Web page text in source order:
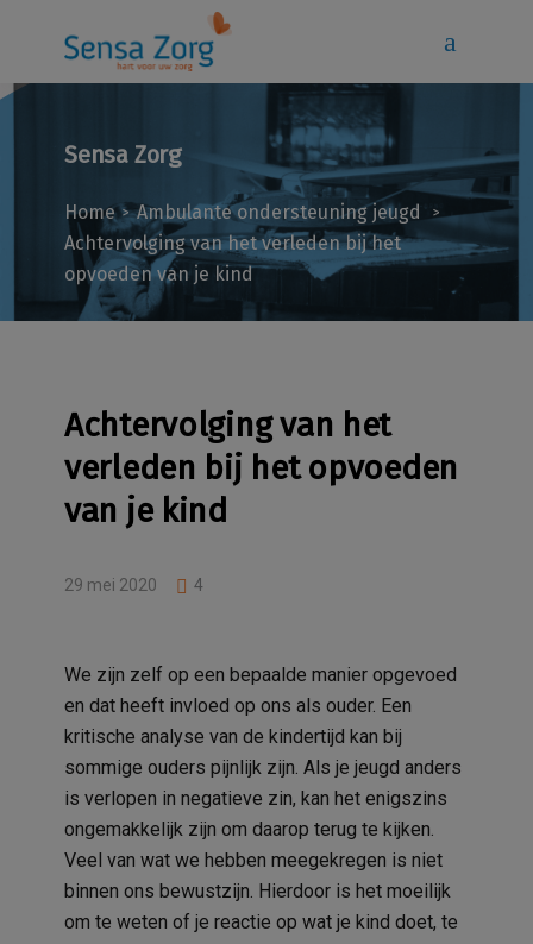
Sensa Zorg
Home>Ambulante ondersteuning jeugd >
Achtervolging van het verleden bij het
opvoeden van je kind
Achtervolging van het
verleden bij het opvoeden
van je kind
29 mei 2020 4
We zijn zelf op een bepaalde manier opgevoed
en dat heeft invloed op ons als ouder. Een
kritische analyse van de kindertijd kan bij
sommige ouders pijnlijk zijn. Als je jeugd anders
is verlopen in negatieve zin, kan het enigszins
ongemakkelijk zijn om daarop terug te kijken.
Veel van wat we hebben meegekregen is niet
binnen ons bewustzijn. Hierdoor is het moeilijk
om te weten of je reactie op wat je kind doet, te